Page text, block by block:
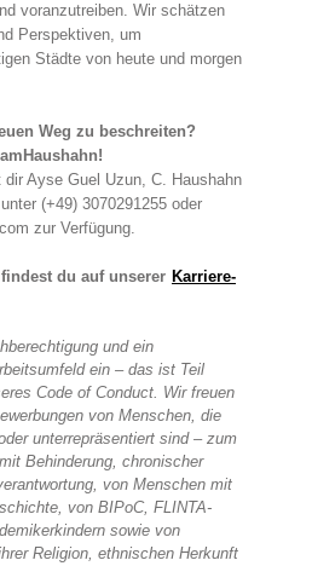
voranzutreiben. Wir schätzen
Perspektiven, um
Städte von heute und morgen
Weg zu beschreiten?
dir Ayse Guel Uzun, C. Haushahn
(+49) 3070291255 oder
zur Verfügung.
du auf unserer Karriere-
und ein
ein – das ist Teil
Code of Conduct. Wir freuen
von Menschen, die
unterrepräsentiert sind – zum
Behinderung, chronischer
von Menschen mit
von BIPoC, FLINTA-
sowie von
Religion, ethnischen Herkunft